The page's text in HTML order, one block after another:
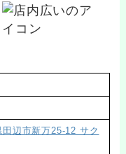
辺市新万25-12 サク